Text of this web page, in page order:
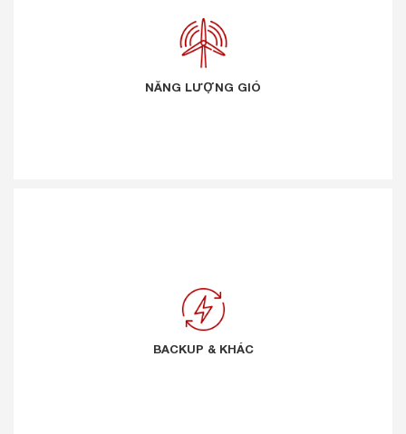
NĂNG LƯỢNG GIÓ
NĂNG LƯỢNG GIÓ
BACKUP & KHÁC
BACKUP & KHÁC